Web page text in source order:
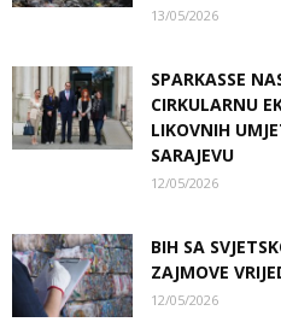
13/05/2026
SPARKASSE
CIRKULARNU
LIKOVNIH
SARAJEVU
12/05/2026
BIH SA
ZAJMOVE
12/05/2026